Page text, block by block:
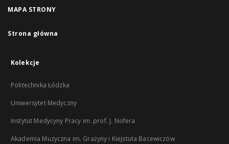
MAPA STRONY
Strona główna
Kolekcje
Politechnika Łódzka
Uniwersytet Medyczny
Instytut Medycyny Pracy im. prof. J. Nofera
Akademia Muzyczna im. Grażyny i Kiejstuta Bacewiczów